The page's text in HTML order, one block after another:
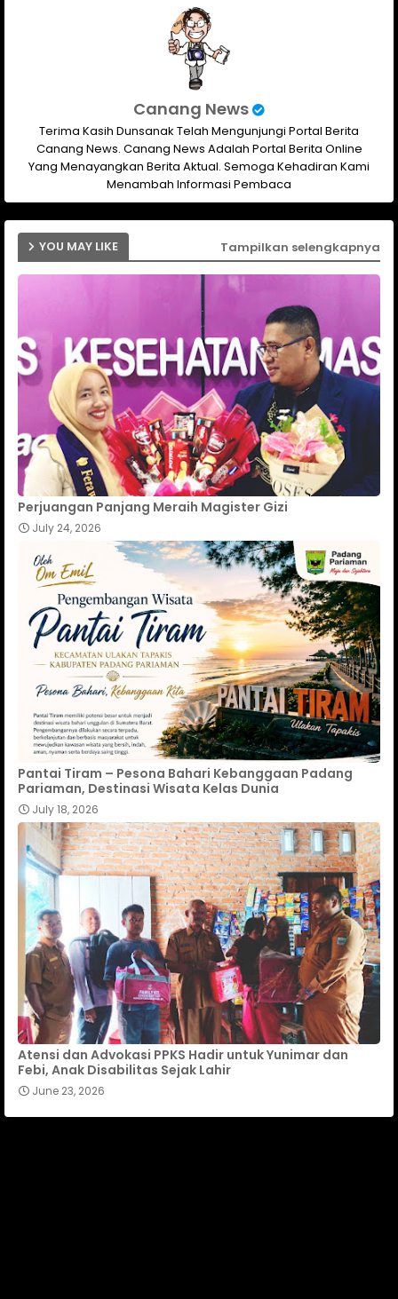
Canang News
Terima Kasih Dunsanak Telah Mengunjungi Portal Berita
Canang News. Canang News Adalah Portal Berita Online
Yang Menayangkan Berita Aktual. Semoga Kehadiran Kami
Menambah Informasi Pembaca
YOU MAY LIKE Tampilkan selengkapnya
Perjuangan Panjang Meraih Magister Gizi
July 24, 2026
Pantai Tiram – Pesona Bahari Kebanggaan Padang
Pariaman, Destinasi Wisata Kelas Dunia
July 18, 2026
Atensi dan Advokasi PPKS Hadir untuk Yunimar dan
Febi, Anak Disabilitas Sejak Lahir
June 23, 2026